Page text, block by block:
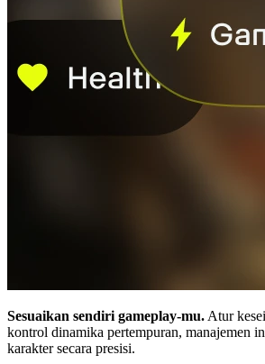
Sesuaikan sendiri gameplay-mu. Atur
kontrol dinamika pertempuran, manajemen
karakter secara presisi.